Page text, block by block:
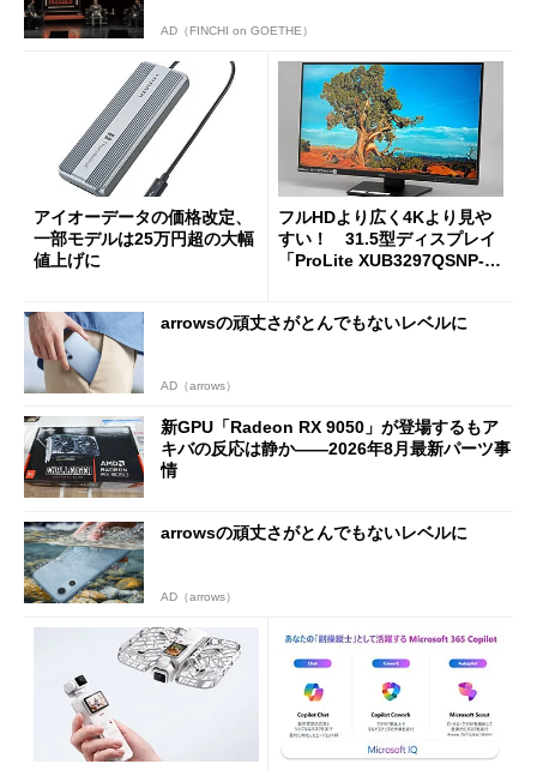
AD（FINCHI on GOETHE）
アイオーデータの価格改定、
一部モデルは25万円超の大幅
値上げに
フルHDより広く4Kより見や
すい！ 31.5型ディスプレイ
「ProLite XUB3297QSNP-B
arrowsの頑丈さがとんでもないレベルに
AD（arrows）
新GPU「Radeon RX 9050」が登場するもア
キバの反応は静か――2026年8月最新パーツ事
情
arrowsの頑丈さがとんでもないレベルに
AD（arrows）